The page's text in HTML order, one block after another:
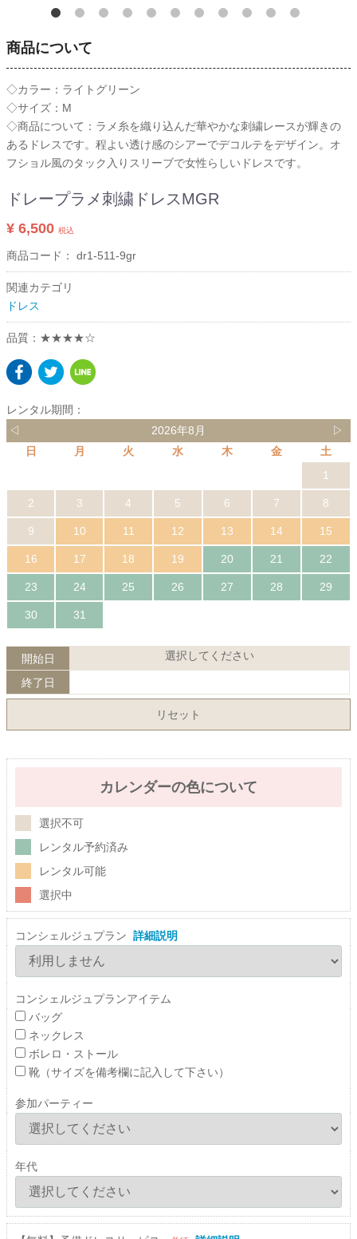
商品について
◇カラー：ライトグリーン
◇サイズ：M
◇商品について：ラメ糸を織り込んだ華やかな刺繍レースが輝きの
あるドレスです。程よい透け感のシアーでデコルテをデザイン。オ
フショル風のタック入りスリーブで女性らしいドレスです。
ドレープラメ刺繍ドレスMGR
¥ 6,500 税込
商品コード： dr1-511-9gr
関連カテゴリ
ドレス
品質：★★★★☆
レンタル期間：
◁
2026年8月
▷
日
月 火 水 木 金
土
1
2 3 4 5 6 7 8
9 10 11 12 13 14 15
16 17 18 19 20 21 22
23 24 25 26 27 28 29
30 31
開始日 選択してください
終了日
リセット
カレンダーの色について
選択不可
レンタル予約済み
レンタル可能
選択中
コンシェルジュプラン 詳細説明
コンシェルジュプランアイテム
バッグ
ネックレス
ボレロ・ストール
靴（サイズを備考欄に記入して下さい）
参加パーティー
年代